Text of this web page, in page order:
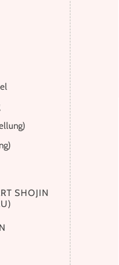
SHOJIN